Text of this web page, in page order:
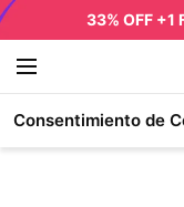
33% OFF +1
Consentimiento de